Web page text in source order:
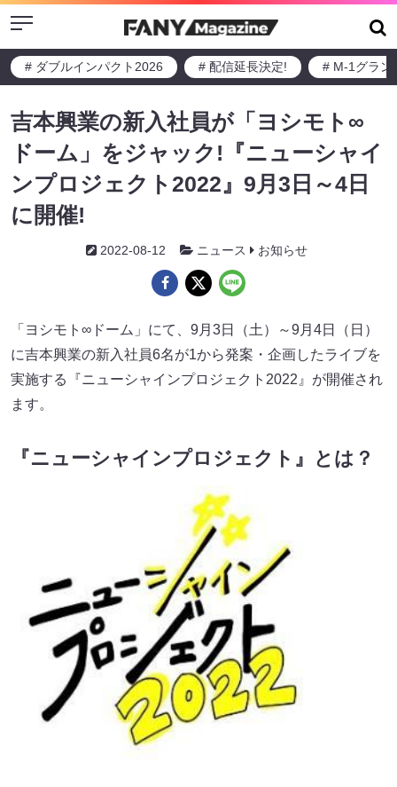
Menu
# ダブルインパクト2026 # 配信延長決定! # M-1グラン
吉本興業の新入社員が「ヨシモト∞
ドーム」をジャック!『ニューシャイ
ンプロジェクト2022』9月3日～4日
に開催!
2022-08-12 ニュース お知らせ
「ヨシモト∞ドーム」にて、9月3日（土）～9月4日（日）
に吉本興業の新入社員6名が1から発案・企画したライブを
実施する『ニューシャインプロジェクト2022』が開催され
ます。
『ニューシャインプロジェクト』とは？